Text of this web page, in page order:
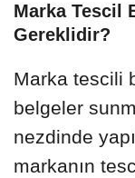
Marka Tescil
Gereklidir?
Marka tescili
belgeler
nezdinde
markanın